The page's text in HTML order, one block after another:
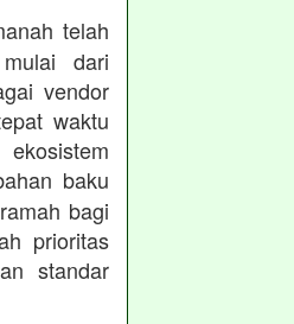
telah
dari
vendor
waktu
baku
bagi
prioritas
standar